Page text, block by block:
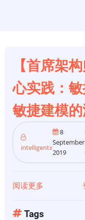
【首席架
心实践：
敏捷建模
intelligentx
8
September
2019
阅读更多
Tags